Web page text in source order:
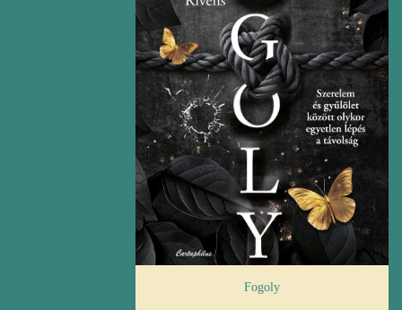
Fogoly